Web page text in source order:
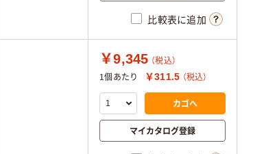
比較表に追加
￥9,345 （税込）
1個あたり
￥311.5 （税込）
カゴへ
マイカタログ登録